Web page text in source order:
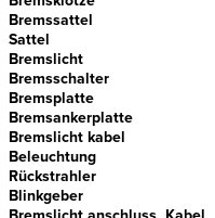
Bremssattel
Sattel
Bremslicht
Bremsschalter
Bremsplatte
Bremsankerplatte
Bremslicht kabel
Beleuchtung
Rückstrahler
Blinkgeber